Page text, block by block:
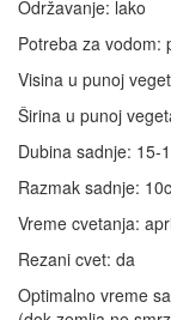
Održavanje: lako
Potreba za vodom:
Visina u punoj
Širina u punoj
Dubina sadnje: 15-
Razmak sadnje:
Vreme cvetanja:
Rezani cvet: da
Optimalno vreme